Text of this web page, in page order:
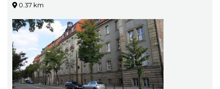
0.37 km